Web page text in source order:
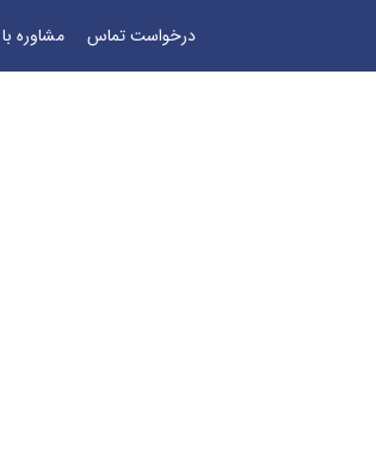
درخواست تماس مشاوره